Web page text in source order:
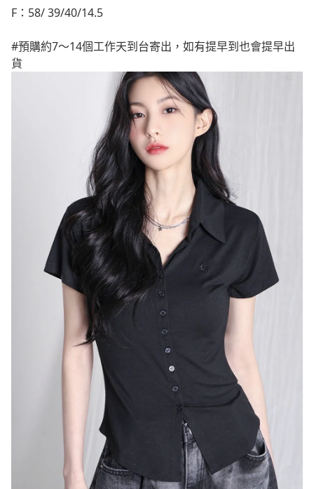
F：58/ 39/40/14.5
#預購約7～14個工作天到台寄出，如有提早到也會提早出
貨